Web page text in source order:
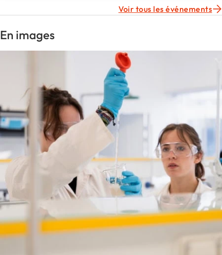
Voir tous les événements
En images